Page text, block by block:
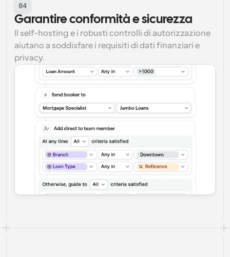
04
Garantire conformità e sicurezza
Il self-hosting e i robusti controlli di autorizzazione
aiutano a soddisfare i requisiti di dati finanziari e
privacy.